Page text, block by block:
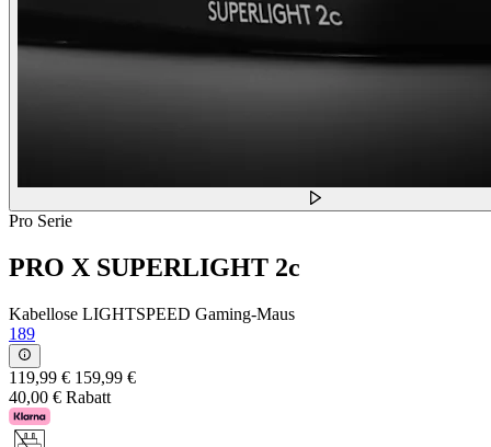
Pro Serie
PRO X SUPERLIGHT 2c
Kabellose LIGHTSPEED Gaming-Maus
189
119,99 € 159,99 €
40,00 € Rabatt